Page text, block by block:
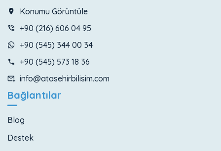
Konumu Görüntüle
+90 (216) 606 04 95
+90 (545) 344 00 34
+90 (545) 573 18 36
info@atasehirbilisim.com
Bağlantılar
Blog
Destek